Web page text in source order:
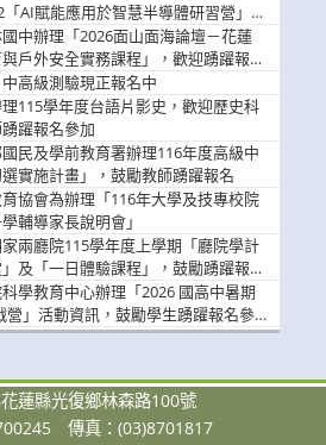
「AI賦能應用於智慧半導體研習營」，
中辦理「2026面山面海論壇－花蓮
戶外安全實務課程」，歡迎踴躍報名
中高級測驗現正報名中
115學年度台語片影史，歡迎歷史科
躍報名參加
民及學前教育署辦理116年度高級中
實施計畫」，鼓勵教師踴躍報名
協會為辦理「116年大學及技專校院
輔導家長說明會」
兩廳院115學年度上學期「廳院學計
及「一日體驗課程」，鼓勵踴躍報名
學教育中心辦理「2026 國高中暑期
營」活動資訊，鼓勵學生踴躍報名參
蓮縣光復鄉林森路100號
傳真：(03)8701817